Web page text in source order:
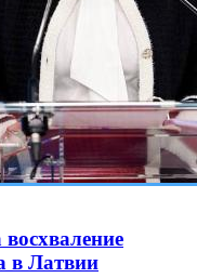
в Латвии